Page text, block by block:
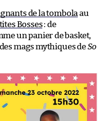
de la tombolaau
Bosses: de
un panier de basket,
mags mythiques deSo